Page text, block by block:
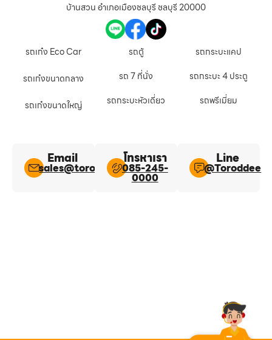
บ้านสวน อำเภอเมืองชลบุรี ชลบุรี 20000
รถเก๋ง Eco Car
รถเก๋งขนาดกลาง
รถเก๋งขนาดใหญ่
รถตู้
รถ 7 ที่นั่ง
รถกระบะหัวเดี่ยว
รถกระบะแคป
รถกระบะ 4 ประตู
รถพรีเมี่ยม
Email
sales@toroddee.com
โทรหาเรา
085-245-
0000
Line​
@Toroddee​